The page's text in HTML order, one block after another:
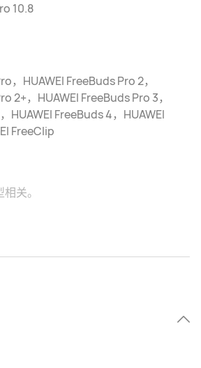
10.8
，HUAWEI FreeBuds Pro 2，
2+，HUAWEI FreeBuds Pro 3，
HUAWEI FreeBuds 4，HUAWEI
FreeClip
关。